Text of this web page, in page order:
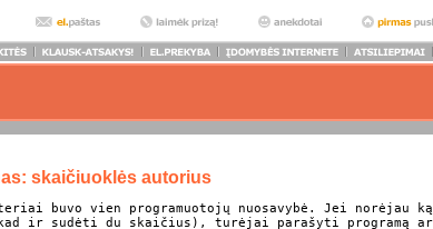
skaičiuoklės autorius
buvo vien programuotojų nuosavybė. Jei norėjau
ir sudėti du skaičius), turėjai parašyti programą